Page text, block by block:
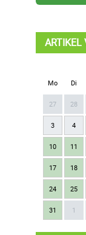
ARTIKEL
Mo Di
27 28
3 4
10 11
17 18
24 25
31 1